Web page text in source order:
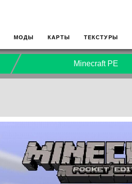
МОДЫ КАРТЫ ТЕКСТУРЫ
Minecraft PE